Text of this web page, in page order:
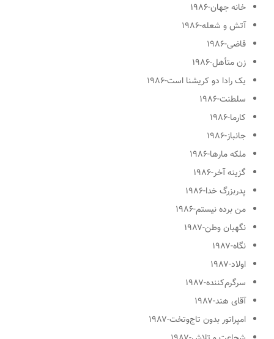
خانه جهان-۱۹۸۶
آتش و شعله-۱۹۸۶
قاضی-۱۹۸۶
زن متأهل-۱۹۸۶
یک رادا دو کریشنا است-۱۹۸۶
سلطنت-۱۹۸۶
کارما-۱۹۸۶
جانباز-۱۹۸۶
ملکه مارها-۱۹۸۶
گزینه آخر-۱۹۸۶
پدربزرگ خدا-۱۹۸۶
من برده نیستم-۱۹۸۶
نگهبان وطن-۱۹۸۷
نگاه-۱۹۸۷
اولاد-۱۹۸۷
سرگرم‌کننده-۱۹۸۷
آقای هند-۱۹۸۷
امپراتور بدون تاج‌وتخت-۱۹۸۷